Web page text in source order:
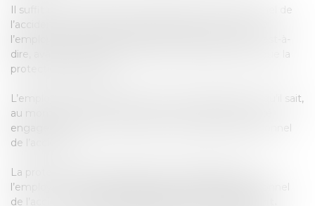
Il suffit que le caractère potentiellement professionnel de
l’accident à l’origine de l’arrêt de travail soit connu de
l’employeur avant la notification du licenciement, c’est-à-
dire, avant l’envoi de la lettre de licenciement pour que la
protection s’applique.
L’employeur ne peut pas licencier le salarié dès lors qu’il sait,
au moment du licenciement, qu’une procédure a été
engagée pour faire reconnaître le caractère professionnel
de l’accident.
La protection est acquise dès la connaissance par
l’employeur du possible caractère potentiel professionnel
de l’accident